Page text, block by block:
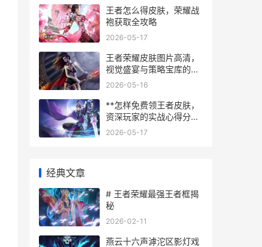
王者怎么得皮肤，荣耀战
袍获取全攻略
2026-05-17
王者荣耀皮肤图片高清，
视觉盛宴与策略宝库的副
标题
2026-05-16
**怎样免费领王者皮肤，
资深玩家的实战心得分享
**
2026-05-17
经典文章
# 王者荣耀最强王者框揭
秘
2026-02-11
燕云十六声滹沱区影灯戏